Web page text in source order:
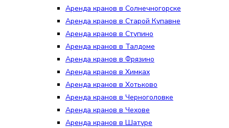
Аренда кранов в Солнечногорске
Аренда кранов в Старой Купавне
Аренда кранов в Ступино
Аренда кранов в Талдоме
Аренда кранов в Фрязино
Аренда кранов в Химках
Аренда кранов в Хотьково
Аренда кранов в Черноголовке
Аренда кранов в Чехове
Аренда кранов в Шатуре